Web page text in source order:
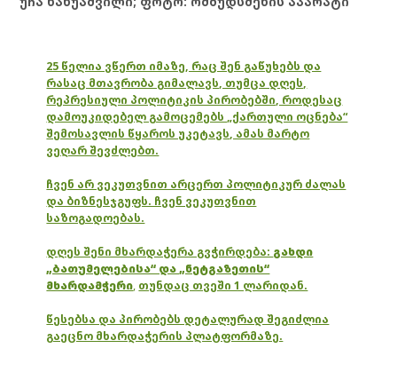
25 წელია ვწერთ იმაზე, რაც შენ გაწუხებს და
რასაც მთავრობა გიმალავს, თუმცა დღეს,
რეპრესიული პოლიტიკის პირობებში, როდესაც
დამოუკიდებელ გამოცემებს „ქართული ოცნება“
შემოსავლის წყაროს უკეტავს, ამას მარტო
ვეღარ შევძლებთ.
ჩვენ არ ვეკუთვნით არცერთ პოლიტიკურ ძალას
და ბიზნესჯგუფს. ჩვენ ვეკუთვნით
საზოგადოებას.
დღეს შენი მხარდაჭერა გვჭირდება: გახდი
„ბათუმელებისა“ და „ნეტგაზეთის“
მხარდამჭერი, თუნდაც თვეში 1 ლარიდან.
წესებსა და პირობებს დეტალურად შეგიძლია
გაეცნო მხარდაჭერის პლატფორმაზე.